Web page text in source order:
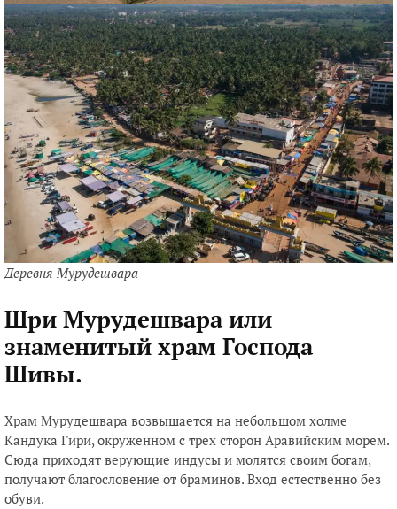
Деревня Мурудешвара
Шри Мурудешвара или
знаменитый храм Господа
Шивы.
Храм Мурудешвара возвышается на небольшом холме
Кандука Гири, окруженном с трех сторон Аравийским морем.
Сюда приходят верующие индусы и молятся своим богам,
получают благословение от браминов. Вход естественно без
обуви.